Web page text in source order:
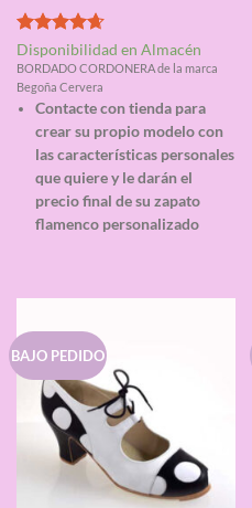
Valorado
con4.67
de 5
Disponibilidad en Almacén
BORDADO CORDONERA de la marca
Begoña Cervera
Contacte con tienda para
crear su propio modelo con
las características personales
que quiere y le darán el
precio final de su zapato
flamenco personalizado
BAJO PEDIDO